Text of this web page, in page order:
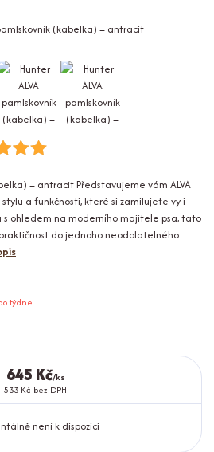
– antracit Představujeme vám ALVA
a funkčnosti, které si zamilujete vy i
s ohledem na moderního majitele psa, tato
do jednoho neodolatelného
týdne
645 Kč/ks
533 Kč bez DPH
není k dispozici